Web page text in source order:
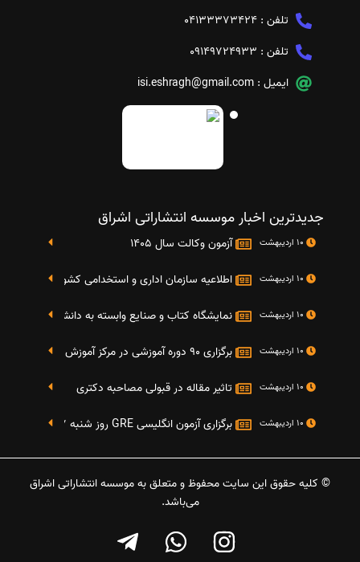
تلفن : 04133373424
تلفن : 09149724933
ایمیل : isi.eshragh@gmail.com
جدیدترین اخبار موسسه انتشاراتی اشراق
آزمون وکالت سال 1405
اطلاعیه سازمان اداری و استخدامی کشور در خصوص
نمایشگاه کتاب و صنایع وابسته به دانشگاه صنعتی شریف 4 الی 8 مهر
برگزاری 90 دوره آموزشی در مرکز آموزش فرهنگی دانشگاه علامه
تاثیر مقاله در قبولی مصاحبه دکتری
برگزاری آزمون انگلیسی GRE روز شنبه 27 شهریور(مقارن با 17 سپتامبر 2016)
© کلیه حقوق این سایت محفوظ و متعلق به موسسه انتشاراتی اشراق
می‌باشد.